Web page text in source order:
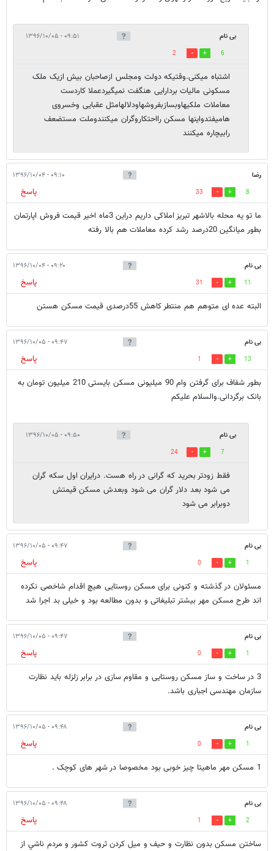
بی نام ۰۹:۵۱ - ۱۳۹۶/۱۰/۰۵
6
2
اشتباه میکنی.وقتیکه دولت ومجلس ازصاحبان بیش ازیک ملک
مسکونی مالیات بردارایی هنگفت نمیگیردعملا کاردست
معاملات ملکیهاوبسازبفروشهاودلالهامثل عقبایی وخسروی
هامیفتدواینها مسکن رااحتکاروگران میکنندوملت مستضعف
رابیچاره میکنند
رضا ۰۹:۱۰ - ۱۳۹۶/۱۰/۰۴
8
33
پاسخ
ما تو یه محله بالاشهر تبریز املاکی داریم دراین 3ماه اخیر قیمت فروش اپارتمان
بطور میانگین 20درصد رشد کرده معاملات هم بالا رفته
بی نام ۰۹:۲۰ - ۱۳۹۶/۱۰/۰۴
11
31
پاسخ
البته عده ای متوهم هم منتطر کاهش 55درصدی قیمت مسکن هستن
بی نام ۰۹:۴۷ - ۱۳۹۶/۱۰/۰۵
13
1
پاسخ
بطور شفاف برای گرفتن وام 90 میلیونی مسکن بایستی 210 میلیون تومان به
بانک برگردانی.والسلام علیکم
بی نام ۰۹:۵۰ - ۱۳۹۶/۱۰/۰۵
7
24
فقط زودتر بحرید که گرانی در راه هست. درایران اول سکه گران
می شود بعد دلار گران می شود وبعدش مسکن قیمتش
دوبرابر می شود
بی نام ۰۹:۴۷ - ۱۳۹۶/۱۰/۰۵
1
0
پاسخ
مسئولان در گذشته و کنونی برای مسکن روستایی هیچ اقدام شاخصی نکرده
اند طرح مسکن مهر بیشتر تبلیغاتی و بدون مطالعه بود و خیلی بد اجرا شد
بی نام ۰۹:۴۷ - ۱۳۹۶/۱۰/۰۵
1
0
پاسخ
3 در ساخت و ساز مسکن روستایی و مقاوم سازی در برابر زلزله باید نظارت
سازمان مهندسی اجباری باشد.
بی نام ۰۹:۴۸ - ۱۳۹۶/۱۰/۰۵
1
0
پاسخ
1 مسکن مهر ماهیتا چیز خوبی بود مخصوصا در شهر های کوچک .
بی نام ۰۹:۴۸ - ۱۳۹۶/۱۰/۰۵
2
1
پاسخ
ساختن مسكن بدون نظارت و حيف و ميل كردن ثروت كشور و مردم ناشي از